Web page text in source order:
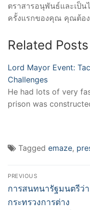
ตราสารอนุพันธ์และเป็น
ครั้งแรกของคุณ คุณต้อ
Related Posts
Lord Mayor Event:
Challenges
He had lots of very
prison was
Tagged emaze,
Post
navigation
PREVIOUS
Previous
post:
การสนทนารัฐมนตรีว่
กระทรวงการต่าง